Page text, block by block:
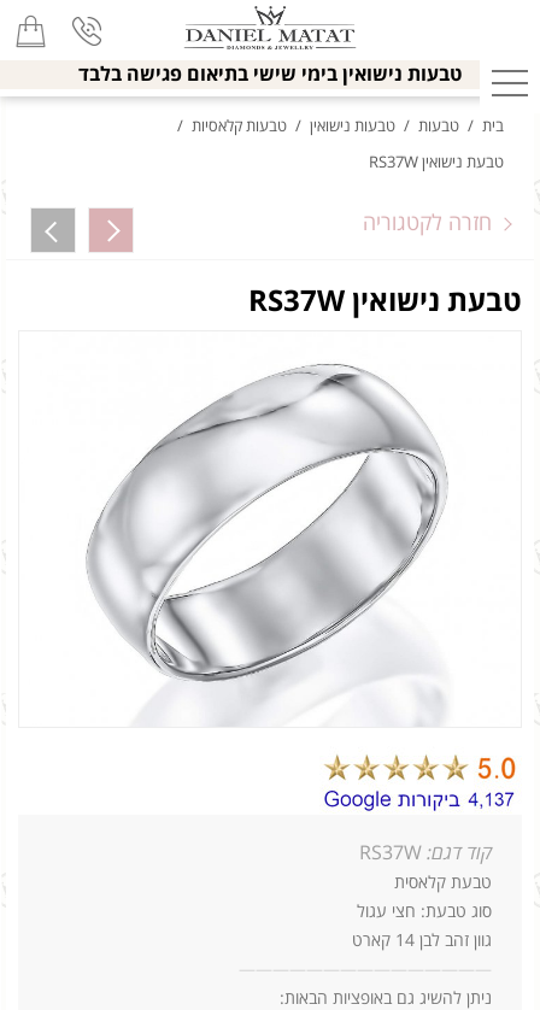
טבעות נישואין בימי שישי בתיאום פגישה בלבד
בית / טבעות / טבעות נישואין / טבעות קלאסיות /
טבעת נישואין RS37W
חזרה לקטגוריה
טבעת נישואין RS37W
קוד דגם: RS37W
טבעת קלאסית
סוג טבעת: חצי עגול
גוון זהב לבן 14 קארט
—
—
—
—
—
—
—
—
—
—
—
—
—
—
—
ניתן להשיג גם באופציות הבאות: